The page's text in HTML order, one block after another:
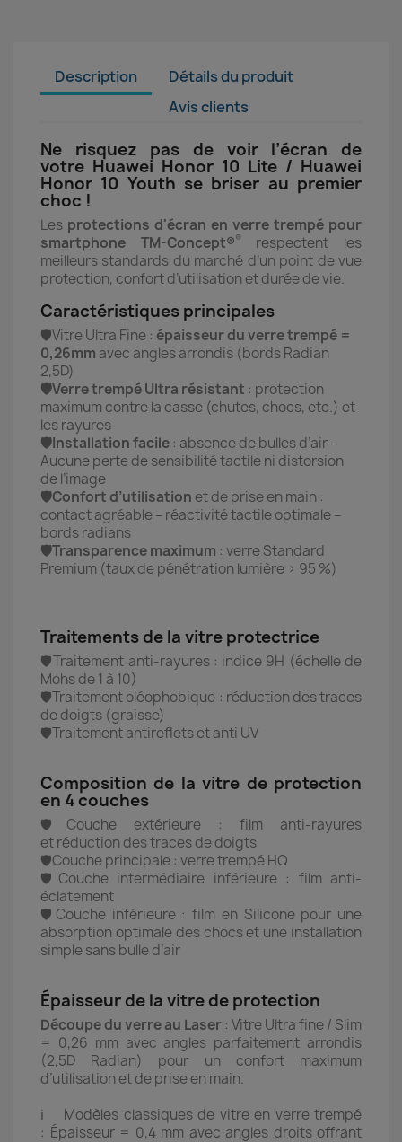
Description
Détails du produit
Avis clients
Ne risquez pas de voir l’écran de
votre Huawei Honor 10 Lite / Huawei
Honor 10 Youth se briser au premier
choc !
Les protections d'écran en verre trempé pour
smartphone TM-Concept®®respectent les
meilleurs standards du marché d’un point de vue
protection, confort d’utilisation et durée de vie.
Caractéristiques principales
🛡️Vitre Ultra Fine : épaisseur du verre trempé =
0,26mm avec angles arrondis (bords Radian
2,5D)
🛡️Verre trempé Ultra résistant : protection
maximum contre la casse (chutes, chocs, etc.) et
les rayures
🛡️Installation facile : absence de bulles d’air -
Aucune perte de sensibilité tactile ni distorsion
de l’image
🛡️Confort d’utilisation et de prise en main :
contact agréable – réactivité tactile optimale –
bords radians
🛡️Transparence maximum : verre Standard
Premium (taux de pénétration lumière > 95 %)
Traitements de la vitre protectrice
🛡️Traitement anti-rayures : indice 9H (échelle de
Mohs de 1 à 10)
🛡️Traitement oléophobique : réduction des traces
de doigts (graisse)
🛡️Traitement antireflets et anti UV
Composition de la vitre de protection
en 4 couches
🛡️Couche extérieure : film anti-rayures
et réduction des traces de doigts
🛡️Couche principale : verre trempé HQ
🛡️Couche intermédiaire inférieure : film anti-
éclatement
🛡️Couche inférieure : film en Silicone pour une
absorption optimale des chocs et une installation
simple sans bulle d’air
Épaisseur de la vitre de protection
Découpe du verre au Laser : Vitre Ultra fine / Slim
= 0,26 mm avec angles parfaitement arrondis
(2,5D Radian) pour un confort maximum
d’utilisation et de prise en main.
ℹ️ Modèles classiques de vitre en verre trempé
: Épaisseur = 0,4 mm avec angles droits offrant